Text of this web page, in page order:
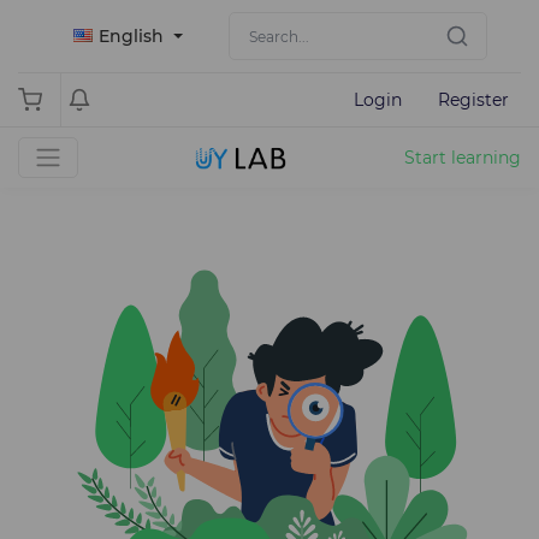
English
Login Register
Start learning